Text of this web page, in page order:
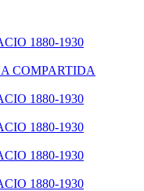
1880-1930
COMPARTIDA
1880-1930
1880-1930
1880-1930
1880-1930